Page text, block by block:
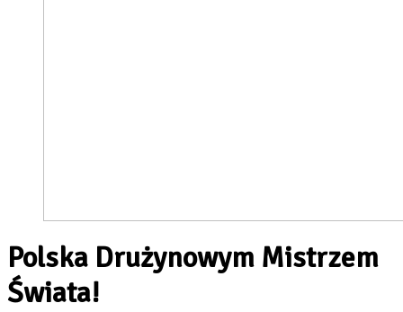
Polska Drużynowym Mistrzem
Świata!